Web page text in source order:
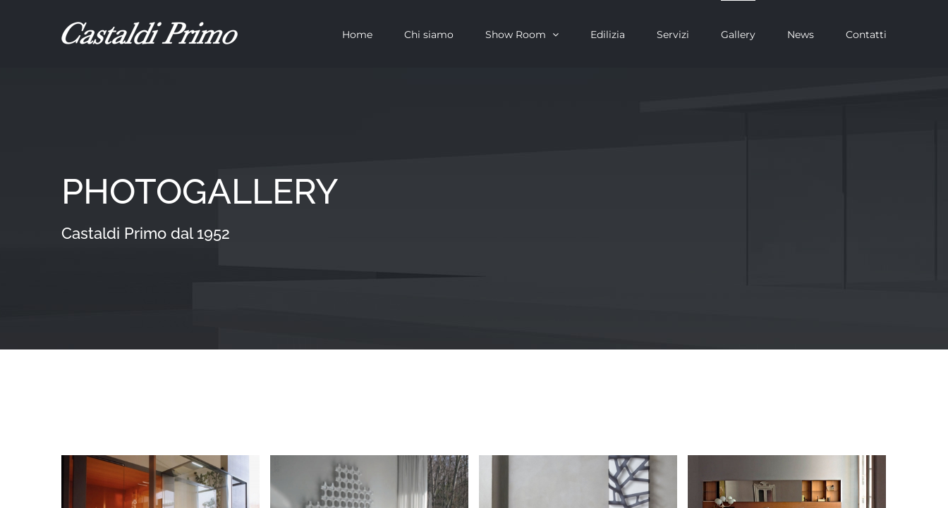
Home Chi siamo Show Room Edilizia Servizi Gallery News Contatti
PHOTOGALLERY
Castaldi Primo dal 1952